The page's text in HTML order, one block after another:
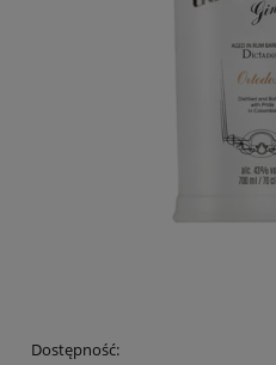
Dostępność: